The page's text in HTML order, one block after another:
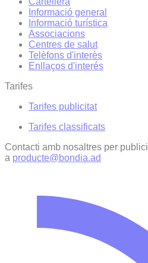
Informació general
Informació turística
Associacions
Centres de salut
Telèfons d'interès
Enllaços d'interés
Tarifes
Tarifes publicitat
Tarifes classificats
Contacti amb nosaltres per
a producte@bondia.ad